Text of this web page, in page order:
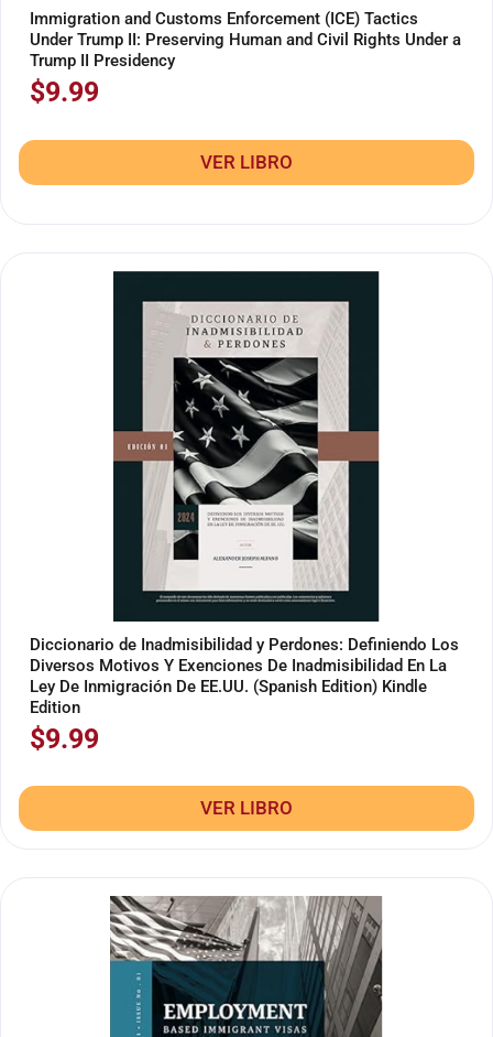
Immigration and Customs Enforcement (ICE) Tactics
Under Trump II: Preserving Human and Civil Rights Under a
Trump II Presidency
$9.99
VER LIBRO
Diccionario de Inadmisibilidad y Perdones: Definiendo Los
Diversos Motivos Y Exenciones De Inadmisibilidad En La
Ley De Inmigración De EE.UU. (Spanish Edition) Kindle
Edition
$9.99
VER LIBRO